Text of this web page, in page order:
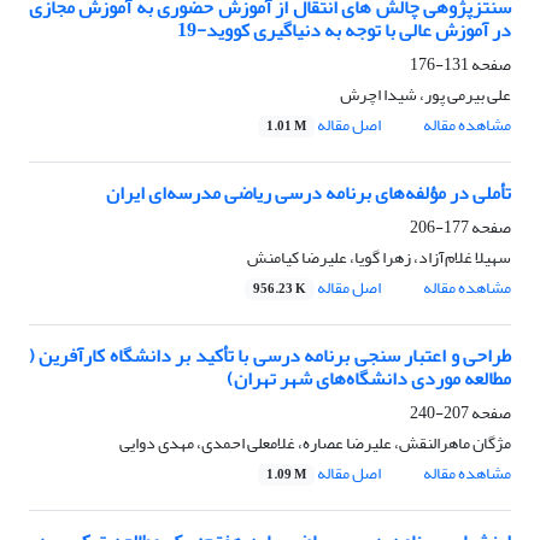
سنتزپژوهی چالش‌ های انتقال از آموزش حضوری به آموزش مجازی
در آموزش عالی با توجه به دنیاگیری کووید-19
صفحه131-176
علی بیرمی پور، شیدا اچرش
مشاهده مقاله
اصل مقاله 1.01 M
تأملی در مؤلفه‌های برنامه درسی ریاضی مدرسه‌ای ایران
صفحه177-206
سهیلا غلام‌آزاد، زهرا گویا، علیرضا کیامنش
مشاهده مقاله
اصل مقاله 956.23 K
طراحی و اعتبار سنجی برنامه درسی با تأکید بر دانشگاه کارآفرین (
مطالعه موردی دانشگاه‌های شهر تهران)
صفحه207-240
مژگان ماهرالنقش، علیرضا عصاره، غلامعلی احمدی، مهدی دوایی
مشاهده مقاله
اصل مقاله 1.09 M